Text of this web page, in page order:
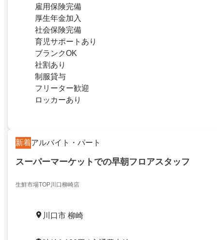
雇用保険完備
厚生年金加入
社会保険完備
育児サポートあり
ブランクOK
社割あり
制服貸与
フリーター歓迎
ロッカーあり
新着アルバイト・パート
スーパーマーケットでの早朝フロアスタッフ
生鮮市場TOP川口柳崎店
川口市 柳崎